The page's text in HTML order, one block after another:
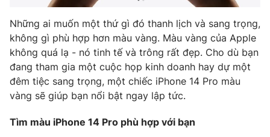
Cơ quan chủ quản:
Đài Truyền hình Việt Nam
Cơ quan báo chí:Thời báo VTV
Giấy phép hoạt động báo in và báo điện tử số 483/GP-BTTTT
cấp ngày 29/12/2023
Tổng Biên tập:Vũ Thanh Thủy
Phó Tổng Biên tập:Nguyễn Thị Mỹ Hạnh, Phạm Quốc Thắng,
Tổng đài VTV:024.38 355 931 - 024.38 355 932
Những ai muốn một thứ gì đó thanh lịch và sang trọng,
không gì phù hợp hơn màu vàng. Màu vàng của Apple
không quá lạ - nó tinh tế và trông rất đẹp. Cho dù bạn
đang tham gia một cuộc họp kinh doanh hay dự một
đêm tiệc sang trọng, một chiếc iPhone 14 Pro màu
vàng sẽ giúp bạn nổi bật ngay lập tức.
Tìm màu iPhone 14 Pro phù hợp với bạn